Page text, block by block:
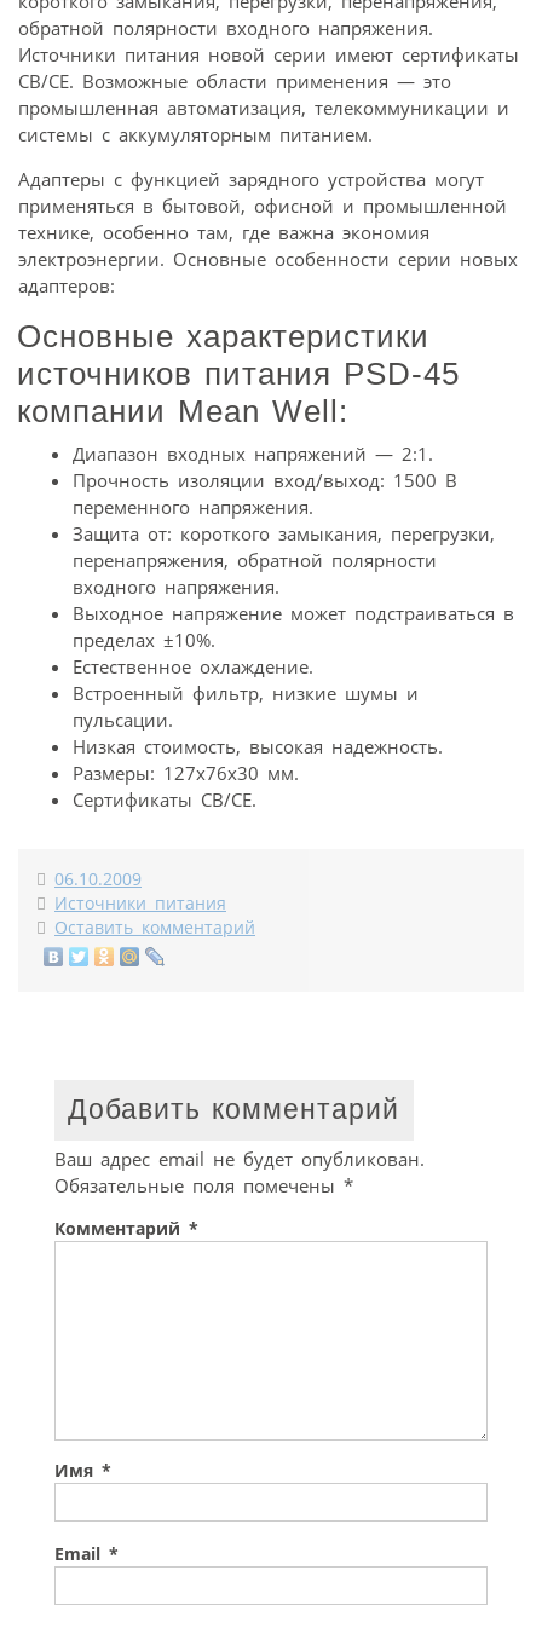
обратной полярности входного напряжения.
Источники питания новой серии имеют сертификаты
CB/CE. Возможные области применения — это
промышленная автоматизация, телекоммуникации и
системы с аккумуляторным питанием.
Адаптеры с функцией зарядного устройства могут
применяться в бытовой, офисной и промышленной
технике, особенно там, где важна экономия
электроэнергии. Основные особенности серии новых
адаптеров:
Основные характеристики
источников питания PSD-45
компании Mean Well:
Диапазон входных напряжений — 2:1.
Прочность изоляции вход/выход: 1500 В
переменного напряжения.
Защита от: короткого замыкания, перегрузки,
перенапряжения, обратной полярности
входного напряжения.
Выходное напряжение может подстраиваться в
пределах ±10%.
Естественное охлаждение.
Встроенный фильтр, низкие шумы и
пульсации.
Низкая стоимость, высокая надежность.
Размеры: 127x76x30 мм.
Сертификаты CB/CE.
06.10.2009
Источники питания
Оставить комментарий
Добавить комментарий
Ваш адрес email не будет опубликован.
Обязательные поля помечены *
Комментарий *
Имя *
Email *